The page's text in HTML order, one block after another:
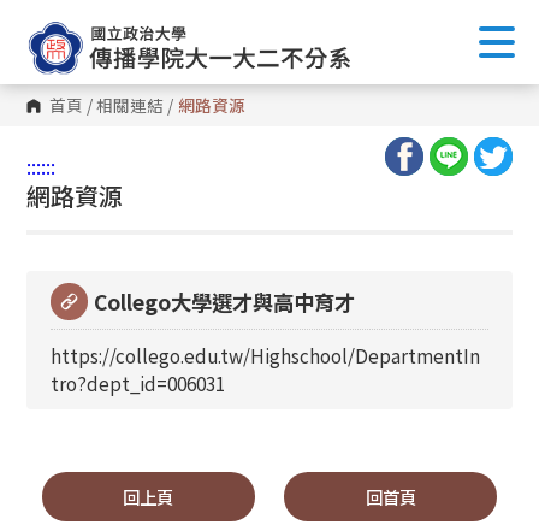
首頁 /相關連結 / 網路資源
::::::
網路資源
Collego大學選才與高中育才
https://collego.edu.tw/Highschool/DepartmentIn
tro?dept_id=006031
回上頁 回首頁